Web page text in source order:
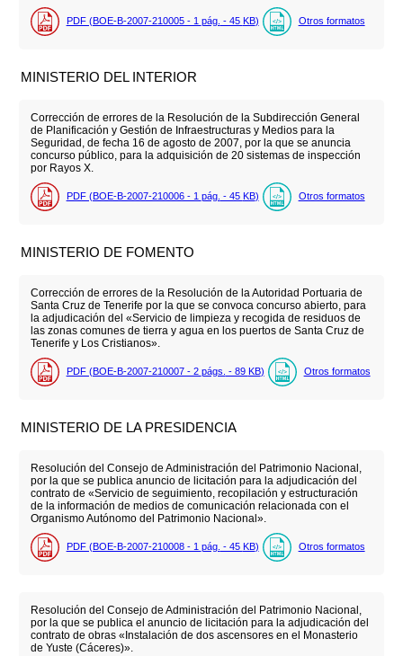
PDF (BOE-B-2007-210005 - 1 pág. - 45 KB) Otros formatos
MINISTERIO DEL INTERIOR
Corrección de errores de la Resolución de la Subdirección General
de Planificación y Gestión de Infraestructuras y Medios para la
Seguridad, de fecha 16 de agosto de 2007, por la que se anuncia
concurso público, para la adquisición de 20 sistemas de inspección
por Rayos X.
PDF (BOE-B-2007-210006 - 1 pág. - 45 KB) Otros formatos
MINISTERIO DE FOMENTO
Corrección de errores de la Resolución de la Autoridad Portuaria de
Santa Cruz de Tenerife por la que se convoca concurso abierto, para
la adjudicación del «Servicio de limpieza y recogida de residuos de
las zonas comunes de tierra y agua en los puertos de Santa Cruz de
Tenerife y Los Cristianos».
PDF (BOE-B-2007-210007 - 2 págs. - 89 KB) Otros formatos
MINISTERIO DE LA PRESIDENCIA
Resolución del Consejo de Administración del Patrimonio Nacional,
por la que se publica anuncio de licitación para la adjudicación del
contrato de «Servicio de seguimiento, recopilación y estructuración
de la información de medios de comunicación relacionada con el
Organismo Autónomo del Patrimonio Nacional».
PDF (BOE-B-2007-210008 - 1 pág. - 45 KB) Otros formatos
Resolución del Consejo de Administración del Patrimonio Nacional,
por la que se publica el anuncio de licitación para la adjudicación del
contrato de obras «Instalación de dos ascensores en el Monasterio
de Yuste (Cáceres)».